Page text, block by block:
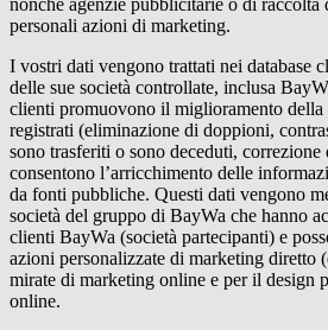
nonché agenzie pubblicitarie o di
personali azioni di marketing.
I vostri dati vengono trattati nei database
delle sue società controllate, inclusa
clienti promuovono il miglioramento
registrati (eliminazione di doppioni,
sono trasferiti o sono deceduti,
consentono l’arricchimento delle
da fonti pubbliche. Questi dati vengono
società del gruppo di BayWa che hanno
clienti BayWa (società partecipanti) e
azioni personalizzate di marketing diretto
mirate di marketing online e per il design
online.